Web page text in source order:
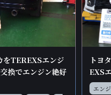
をTEREXSエンジ
換でエンジン絶好
トヨ
EXS
エン